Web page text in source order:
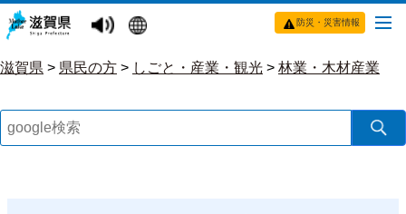
防災・災害情報
滋賀県 > 県民の方 > しごと・産業・観光 > 林業・木材産業